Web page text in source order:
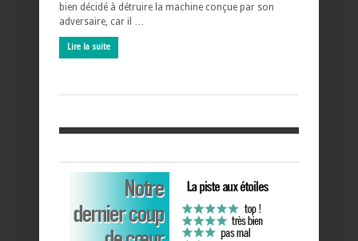
bien décidé à détruire la machine conçue par son
adversaire, car il …
Lire la suite